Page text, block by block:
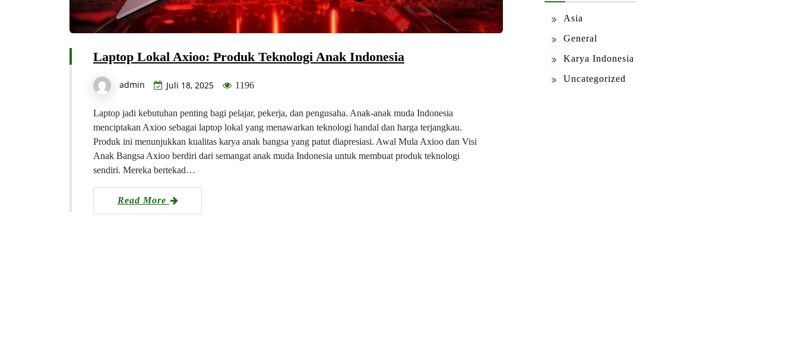
Laptop Lokal Axioo: Produk Teknologi Anak Indonesia
admin Juli 18, 2025 1196
Laptop jadi kebutuhan penting bagi pelajar, pekerja, dan pengusaha. Anak-anak muda Indonesia
menciptakan Axioo sebagai laptop lokal yang menawarkan teknologi handal dan harga terjangkau.
Produk ini menunjukkan kualitas karya anak bangsa yang patut diapresiasi. Awal Mula Axioo dan Visi
Anak Bangsa Axioo berdiri dari semangat anak muda Indonesia untuk membuat produk teknologi
sendiri. Mereka bertekad…
Read More
Asia
General
Karya Indonesia
Uncategorized